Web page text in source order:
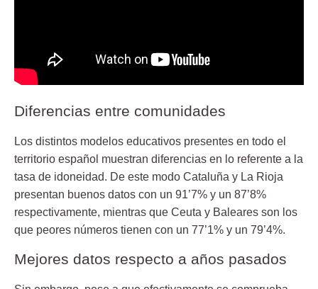
Diferencias entre comunidades
Los distintos modelos educativos presentes en todo el
territorio español muestran diferencias en lo referente a la
tasa de idoneidad. De este modo Cataluña y La Rioja
presentan buenos datos con un 91’7% y un 87’8%
respectivamente, mientras que Ceuta y Baleares son los
que peores números tienen con un 77’1% y un 79’4%.
Mejores datos respecto a años pasados